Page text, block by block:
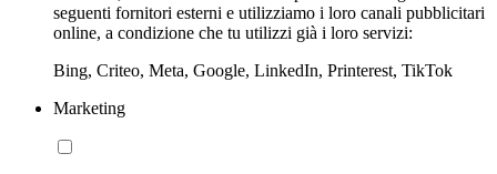
seguenti fornitori esterni e utilizziamo i loro canali pubblicitari
online, a condizione che tu utilizzi già i loro servizi:
Bing, Criteo, Meta, Google, LinkedIn, Printerest, TikTok
Marketing